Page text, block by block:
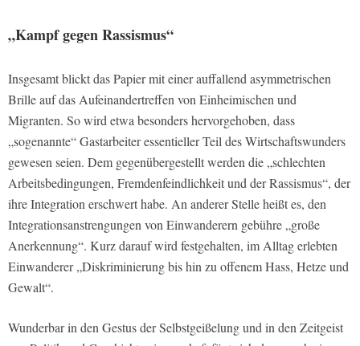
„Kampf gegen Rassismus“
Insgesamt blickt das Papier mit einer auffallend asymmetrischen
Brille auf das Aufeinandertreffen von Einheimischen und
Migranten. So wird etwa besonders hervorgehoben, dass
„sogenannte“ Gastarbeiter essentieller Teil des Wirtschaftswunders
gewesen seien. Dem gegenübergestellt werden die „schlechten
Arbeitsbedingungen, Fremdenfeindlichkeit und der Rassismus“, der
ihre Integration erschwert habe. An anderer Stelle heißt es, den
Integrationsanstrengungen von Einwanderern gebühre „große
Anerkennung“. Kurz darauf wird festgehalten, im Alltag erlebten
Einwanderer „Diskriminierung bis hin zu offenem Hass, Hetze und
Gewalt“.
Wunderbar in den Gestus der Selbstgeißelung und in den Zeitgeist